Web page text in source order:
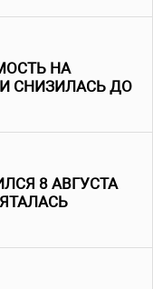
НА
СНИЗИЛАСЬ ДО
8 АВГУСТА